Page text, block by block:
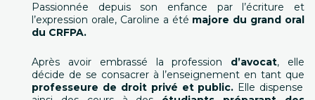
Passionnée depuis son enfance par l’écriture et
l’expression orale, Caroline a été majore du grand oral
du CRFPA.
Après avoir embrassé la profession d’avocat, elle
décide de se consacrer à l’enseignement en tant que
professeure de droit privé et public. Elle dispense